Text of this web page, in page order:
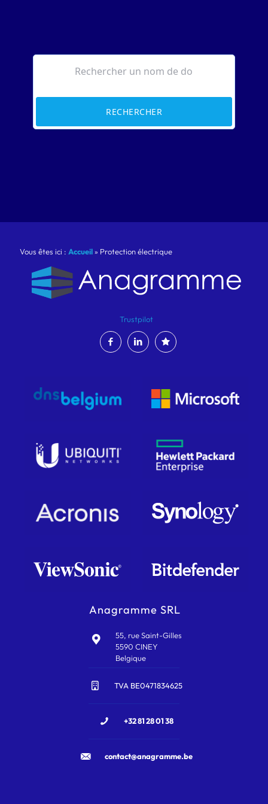
RECHERCHER
Vous êtes ici : Accueil» Protection électrique
Trustpilot
Anagramme SRL
55, rue Saint-Gilles
5590 CINEY
Belgique
TVA BE0471834625
+32 81 28 01 38
contact@anagramme.be